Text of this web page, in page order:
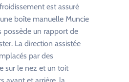
est assuré
boîte manuelle Muncie
possède un rapport de
La direction assistée
par des
sur le nez et un toit